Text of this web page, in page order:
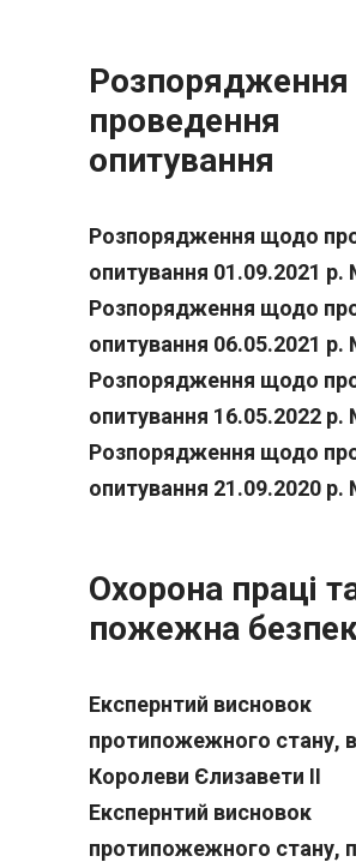
проведення
опитування
Розпорядження щодо
опитування 01.09.2021 р.
Розпорядження щодо
опитування 06.05.2021 р.
Розпорядження щодо
опитування 16.05.2022 р.
Розпорядження щодо
опитування 21.09.2020 р.
Охорона праці
пожежна
Експернтий висновок
протипожежного стану,
Королеви Єлизавети ІІ
Експернтий висновок
протипожежного стану,